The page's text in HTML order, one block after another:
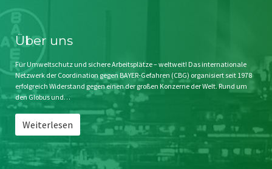
Kontakt
Impressum
Störfälle
Stichwort BAYER
Jahrestagung
SPENDEN
Über uns
Für Umweltschutz und sichere Arbeitsplätze – weltweit! Das internationale
Netzwerk der Coordination gegen BAYER-Gefahren (CBG) organisiert seit 1978
erfolgreich Widerstand gegen einen der großen Konzerne der Welt. Rund um
den Globus und…
Weiterlesen